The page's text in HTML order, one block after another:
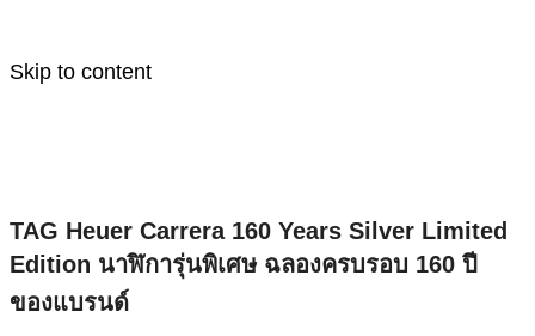
Skip to content
TAG Heuer Carrera 160 Years Silver Limited
Edition นาฬิการุ่นพิเศษ ฉลองครบรอบ 160 ปี
ของแบรนด์